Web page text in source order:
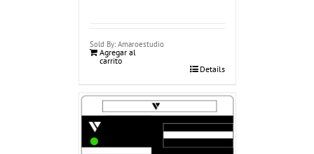
Sold By: Amaroestudio
Agregar al
carrito
Details